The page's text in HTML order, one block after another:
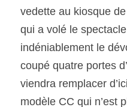
vedette au kiosque
qui a volé le
indéniablement le
coupé quatre portes
viendra remplacer
modèle CC qui n’est